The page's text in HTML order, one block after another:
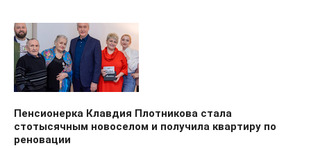
Пенсионерка Клавдия Плотникова стала
стотысячным новоселом и получила квартиру по
реновации